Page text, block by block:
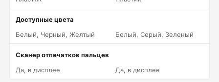
Доступные цвета
Белый, Черный, Желтый
Белый, Серый, Зеленый
Сканер отпечатков пальцев
Да, в дисплее
Да, в дисплее